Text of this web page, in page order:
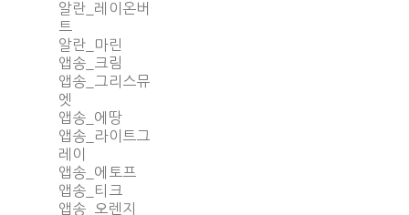
알란_레이온버
트
알란_마린
앱송_크림
앱송_그리스뮤
엣
앱송_에땅
앱송_라이트그
레이
앱송_에토프
앱송_티크
앱송_오렌지